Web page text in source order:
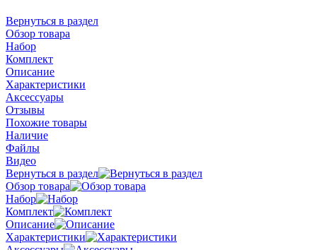
Вернуться в раздел
Обзор товара
Набор
Комплект
Описание
Характеристики
Аксессуары
Отзывы
Похожие товары
Наличие
Файлы
Видео
Вернуться в раздел
Обзор товара
Набор
Комплект
Описание
Характеристики